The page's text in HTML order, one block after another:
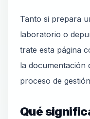
Tanto si prepara
laboratorio o
trate esta página
la documentación
proceso de
Qué